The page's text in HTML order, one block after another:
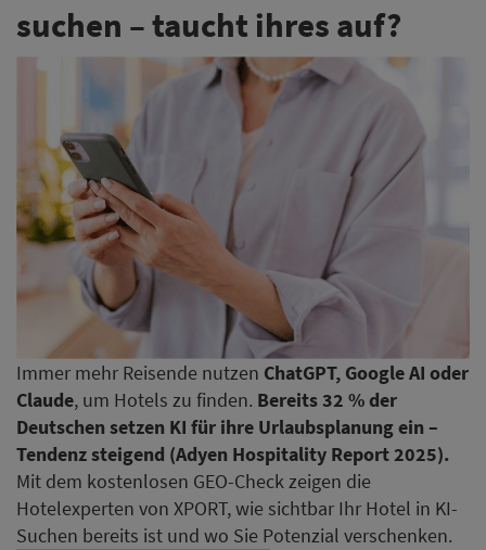
suchen – taucht ihres auf?
Immer mehr Reisende nutzen ChatGPT, Google AI oder
Claude, um Hotels zu finden. Bereits 32 % der
Deutschen setzen KI für ihre Urlaubsplanung ein –
Tendenz steigend (Adyen Hospitality Report 2025).
Mit dem kostenlosen GEO-Check zeigen die
Hotelexperten von XPORT, wie sichtbar Ihr Hotel in KI-
Suchen bereits ist und wo Sie Potenzial verschenken.